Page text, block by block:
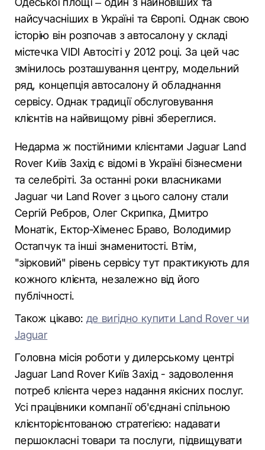
найсучасніших в Україні та Європі. Однак свою
історію він розпочав з автосалону у складі
містечка VIDI Автосіті у 2012 році. За цей час
змінилось розташування центру, модельний
ряд, концепція автосалону й обладнання
сервісу. Однак традиції обслуговування
клієнтів на найвищому рівні збереглися.
Недарма ж постійними клієнтами Jaguar Land
Rover Київ Захід є відомі в Україні бізнесмени
та селебріті. За останні роки власниками
Jaguar чи Land Rover з цього салону стали
Сергій Ребров, Олег Скрипка, Дмитро
Монатік, Ектор-Хіменес Браво, Володимир
Остапчук та інші знаменитості. Втім,
"зірковий" рівень сервісу тут практикують для
кожного клієнта, незалежно від його
публічності.
Також цікаво:де вигідно купити Land Rover чи
Jaguar
Головна місія роботи у дилерському центрі
Jaguar Land Rover Київ Захід - задоволення
потреб клієнта через надання якісних послуг.
Усі працівники компанії об'єднані спільною
клієнторієнтованою стратегією: надавати
першокласні товари та послуги, підвищувати